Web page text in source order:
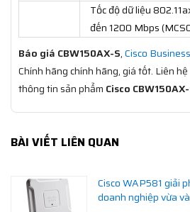
Tốc độ dữ liệu
đến 1200 Mbps
Báo giá CBW150AX-S,Cisco
Chính hãng chính hãng, giá tốt. Liên
thông tin sản phẩm Cisco
BÀI VIẾT LIÊN QUAN
Cisco WAP581 giải
doanh nghiệp vừa